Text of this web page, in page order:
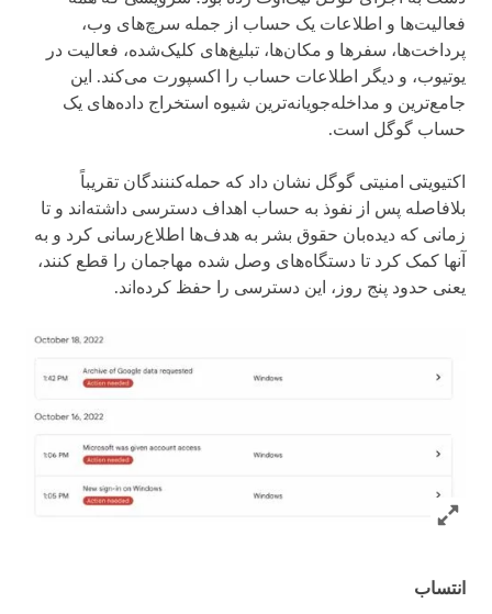
فعالیت‌ها و اطلاعات یک حساب از جمله سرچ‌های وب،
پرداخت‌ها، سفرها و مکان‌ها، تبلیغ‌های کلیک‌شده، فعالیت در
یوتیوب، و دیگر اطلاعات حساب را اکسپورت می‌کند. این
جامع‌ترین و مداخله‌جویانه‌ترین شیوه استخراج داده‌های یک
حساب گوگل است.
اکتیویتی امنیتی گوگل نشان داد که حمله‌کننندگان تقریباً
بلافاصله پس از نفوذ به حساب اهداف دسترسی داشته‌اند و تا
زمانی که دیده‌بان حقوق بشر به هدف‌ها اطلاع‌رسانی کرد و به
آنها کمک کرد تا دستگاه‌های وصل شده مهاجمان را قطع کنند،
یعنی حدود پنج روز، این دسترسی را حفظ کرده‌اند.
Click to expand Image
انتساب